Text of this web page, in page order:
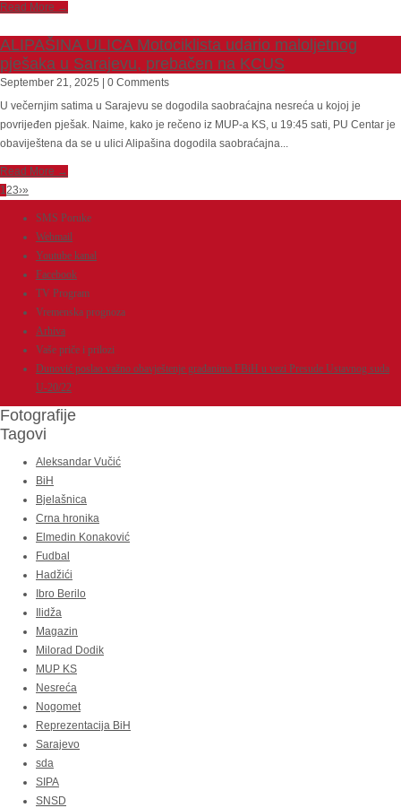
Read More →
ALIPAŠINA ULICA Motociklista udario maloljetnog
pješaka u Sarajevu, prebačen na KCUS
September 21, 2025 | 0 Comments
U večernjim satima u Sarajevu se dogodila saobraćajna nesreća u kojoj je
povrijeđen pješak. Naime, kako je rečeno iz MUP-a KS, u 19:45 sati, PU Centar je
obaviještena da se u ulici Alipašina dogodila saobraćajna...
Read More →
123›»
SMS Poruke
Webmail
Youtube kanal
Facebook
TV Program
Vremenska prognoza
Arhiva
Vaše priče i prilozi
Dunović poslao važno obavještenje građanima FBiH u vezi Presude Ustavnog suda
U-20/22
Fotografije
Tagovi
Aleksandar Vučić
BiH
Bjelašnica
Crna hronika
Elmedin Konaković
Fudbal
Hadžići
Ibro Berilo
Ilidža
Magazin
Milorad Dodik
MUP KS
Nesreća
Nogomet
Reprezentacija BiH
Sarajevo
sda
SIPA
SNSD